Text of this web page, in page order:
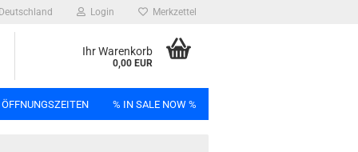
Deutschland Login Merkzettel
Ihr Warenkorb
0,00 EUR
% IN SALE NOW %